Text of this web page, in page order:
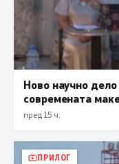
Ново научно
современата
пред 15 ч.
ПРИЛОГ